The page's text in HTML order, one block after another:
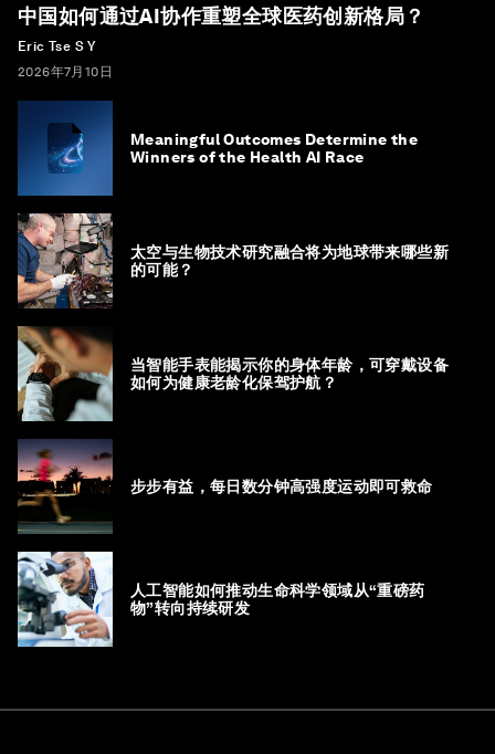
中国如何通过AI协作重塑全球医药创新格局？
Eric Tse S Y
2026年7月10日
Meaningful Outcomes Determine the
Winners of the Health AI Race
太空与生物技术研究融合将为地球带来哪些新
的可能？
当智能手表能揭示你的身体年龄，可穿戴设备
如何为健康老龄化保驾护航？
步步有益，每日数分钟高强度运动即可救命
人工智能如何推动生命科学领域从“重磅药
物”转向持续研发